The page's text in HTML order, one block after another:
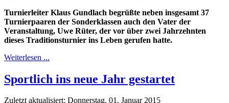
Turnierleiter Klaus Gundlach begrüßte neben insgesamt 37
Turnierpaaren der Sonderklassen auch den Vater der
Veranstaltung, Uwe Rüter, der vor über zwei Jahrzehnten
dieses Traditionsturnier ins Leben gerufen hatte.
Weiterlesen ...
Sportlich ins neue Jahr gestartet
Zuletzt aktualisiert: Donnerstag, 01. Januar 2015